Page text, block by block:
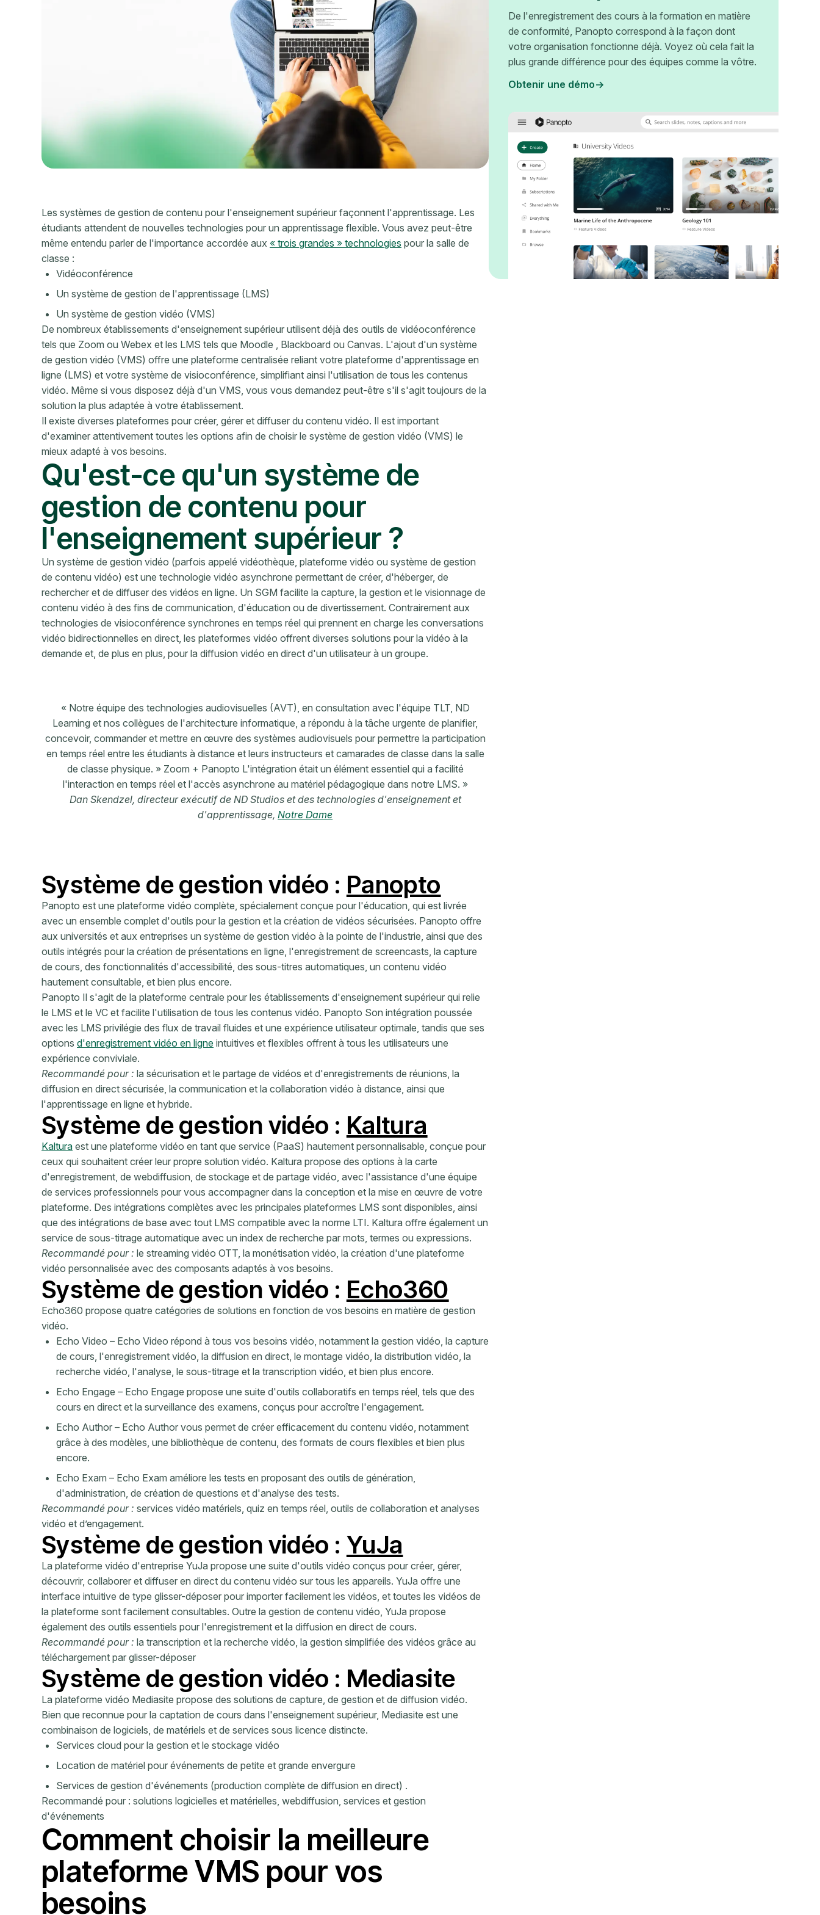
Les systèmes de gestion de contenu pour l'enseignement supérieur façonnent l'apprentissage. Les
étudiants attendent de nouvelles technologies pour un apprentissage flexible. Vous avez peut-être
même entendu parler de l'importance accordée aux « trois grandes » technologies pour la salle de
classe :
Vidéoconférence
Un système de gestion de l'apprentissage (LMS)
Un système de gestion vidéo (VMS)
De nombreux établissements d'enseignement supérieur utilisent déjà des outils de vidéoconférence
tels que Zoom ou Webex et les LMS tels que Moodle , Blackboard ou Canvas. L'ajout d'un système
de gestion vidéo (VMS) offre une plateforme centralisée reliant votre plateforme d'apprentissage en
ligne (LMS) et votre système de visioconférence, simplifiant ainsi l'utilisation de tous les contenus
vidéo. Même si vous disposez déjà d'un VMS, vous vous demandez peut-être s'il s'agit toujours de la
solution la plus adaptée à votre établissement.
Il existe diverses plateformes pour créer, gérer et diffuser du contenu vidéo. Il est important
d'examiner attentivement toutes les options afin de choisir le système de gestion vidéo (VMS) le
mieux adapté à vos besoins.
Qu'est-ce qu'un système de
gestion de contenu pour
l'enseignement supérieur ?
Un système de gestion vidéo (parfois appelé vidéothèque, plateforme vidéo ou système de gestion
de contenu vidéo) est une technologie vidéo asynchrone permettant de créer, d'héberger, de
rechercher et de diffuser des vidéos en ligne. Un SGM facilite la capture, la gestion et le visionnage de
contenu vidéo à des fins de communication, d'éducation ou de divertissement. Contrairement aux
technologies de visioconférence synchrones en temps réel qui prennent en charge les conversations
vidéo bidirectionnelles en direct, les plateformes vidéo offrent diverses solutions pour la vidéo à la
demande et, de plus en plus, pour la diffusion vidéo en direct d'un utilisateur à un groupe.
« Notre équipe des technologies audiovisuelles (AVT), en consultation avec l'équipe TLT, ND
Learning et nos collègues de l'architecture informatique, a répondu à la tâche urgente de planifier,
concevoir, commander et mettre en œuvre des systèmes audiovisuels pour permettre la participation
en temps réel entre les étudiants à distance et leurs instructeurs et camarades de classe dans la salle
de classe physique. » Zoom + Panopto L'intégration était un élément essentiel qui a facilité
l'interaction en temps réel et l'accès asynchrone au matériel pédagogique dans notre LMS. »
Dan Skendzel, directeur exécutif de ND Studios et des technologies d'enseignement et
d'apprentissage,Notre Dame
Système de gestion vidéo : Panopto
Panopto est une plateforme vidéo complète, spécialement conçue pour l'éducation, qui est livrée
avec un ensemble complet d'outils pour la gestion et la création de vidéos sécurisées. Panopto offre
aux universités et aux entreprises un système de gestion vidéo à la pointe de l'industrie, ainsi que des
outils intégrés pour la création de présentations en ligne, l'enregistrement de screencasts, la capture
de cours, des fonctionnalités d'accessibilité, des sous-titres automatiques, un contenu vidéo
hautement consultable, et bien plus encore.
Panopto Il s'agit de la plateforme centrale pour les établissements d'enseignement supérieur qui relie
le LMS et le VC et facilite l'utilisation de tous les contenus vidéo. Panopto Son intégration poussée
avec les LMS privilégie des flux de travail fluides et une expérience utilisateur optimale, tandis que ses
options d'enregistrement vidéo en ligne intuitives et flexibles offrent à tous les utilisateurs une
expérience conviviale.
Recommandé pour : la sécurisation et le partage de vidéos et d'enregistrements de réunions, la
diffusion en direct sécurisée, la communication et la collaboration vidéo à distance, ainsi que
l'apprentissage en ligne et hybride.
Système de gestion vidéo : Kaltura
Kaltura est une plateforme vidéo en tant que service (PaaS) hautement personnalisable, conçue pour
ceux qui souhaitent créer leur propre solution vidéo. Kaltura propose des options à la carte
d'enregistrement, de webdiffusion, de stockage et de partage vidéo, avec l'assistance d'une équipe
de services professionnels pour vous accompagner dans la conception et la mise en œuvre de votre
plateforme. Des intégrations complètes avec les principales plateformes LMS sont disponibles, ainsi
que des intégrations de base avec tout LMS compatible avec la norme LTI. Kaltura offre également un
service de sous-titrage automatique avec un index de recherche par mots, termes ou expressions.
Recommandé pour : le streaming vidéo OTT, la monétisation vidéo, la création d'une plateforme
vidéo personnalisée avec des composants adaptés à vos besoins.
Système de gestion vidéo : Echo360
Echo360 propose quatre catégories de solutions en fonction de vos besoins en matière de gestion
vidéo.
Echo Video – Echo Video répond à tous vos besoins vidéo, notamment la gestion vidéo, la capture
de cours, l'enregistrement vidéo, la diffusion en direct, le montage vidéo, la distribution vidéo, la
recherche vidéo, l'analyse, le sous-titrage et la transcription vidéo, et bien plus encore.
Echo Engage – Echo Engage propose une suite d'outils collaboratifs en temps réel, tels que des
cours en direct et la surveillance des examens, conçus pour accroître l'engagement.
Echo Author – Echo Author vous permet de créer efficacement du contenu vidéo, notamment
grâce à des modèles, une bibliothèque de contenu, des formats de cours flexibles et bien plus
encore.
Echo Exam – Echo Exam améliore les tests en proposant des outils de génération,
d'administration, de création de questions et d'analyse des tests.
Recommandé pour : services vidéo matériels, quiz en temps réel, outils de collaboration et analyses
vidéo et d’engagement.
Système de gestion vidéo : YuJa
La plateforme vidéo d'entreprise YuJa propose une suite d'outils vidéo conçus pour créer, gérer,
découvrir, collaborer et diffuser en direct du contenu vidéo sur tous les appareils. YuJa offre une
interface intuitive de type glisser-déposer pour importer facilement les vidéos, et toutes les vidéos de
la plateforme sont facilement consultables. Outre la gestion de contenu vidéo, YuJa propose
également des outils essentiels pour l'enregistrement et la diffusion en direct de cours.
Recommandé pour : la transcription et la recherche vidéo, la gestion simplifiée des vidéos grâce au
téléchargement par glisser-déposer
Système de gestion vidéo : Mediasite
La plateforme vidéo Mediasite propose des solutions de capture, de gestion et de diffusion vidéo.
Bien que reconnue pour la captation de cours dans l'enseignement supérieur, Mediasite est une
combinaison de logiciels, de matériels et de services sous licence distincte.
Services cloud pour la gestion et le stockage vidéo
Location de matériel pour événements de petite et grande envergure
Services de gestion d'événements (production complète de diffusion en direct) .
Recommandé pour : solutions logicielles et matérielles, webdiffusion, services et gestion
d'événements
Comment choisir la meilleure
plateforme VMS pour vos
besoins
De l'enregistrement des cours à la formation en matière
de conformité, Panopto correspond à la façon dont
votre organisation fonctionne déjà. Voyez où cela fait la
plus grande différence pour des équipes comme la vôtre.
Obtenir une démo